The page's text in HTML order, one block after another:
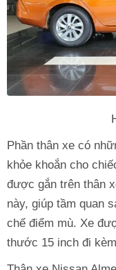
Phần thân xe có
khỏe khoắn cho
được gắn trên thân
này, giúp tầm quan
chế điểm mù. Xe
thước 15 inch đi